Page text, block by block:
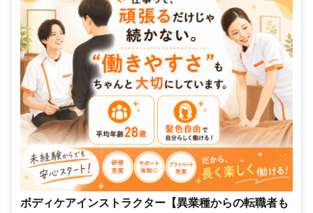
ボディケアインストラクター【異業種からの転職者も